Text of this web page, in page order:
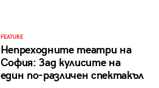
FEATURE
Непреходните театри на
София: Зад кулисите на
един по-различен спектакъл